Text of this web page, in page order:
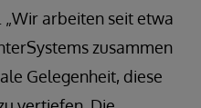
„Wir arbeiten seit etwa
zusammen
Gelegenheit, diese